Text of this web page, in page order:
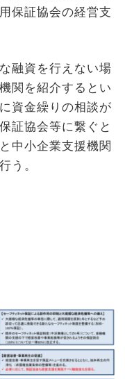
保証協会の経営支
融資を行えない場
関を紹介するとい
資金繰りの相談が
証協会等に繋ぐと
中小企業支援機関
う。